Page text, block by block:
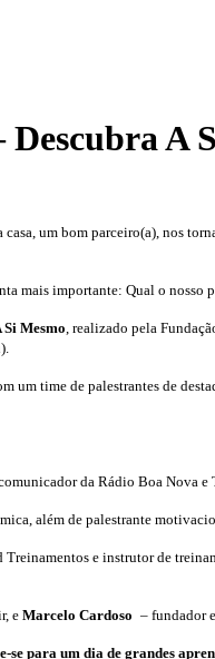
A
um bom parceiro(a), nos
mais importante: Qual o nosso
Mesmo , realizado pela
um time de palestrantes de
da Rádio Boa Nova e
além de palestrante
e instrutor de
e Marcelo Cardoso – fundador
se para um dia de grandes